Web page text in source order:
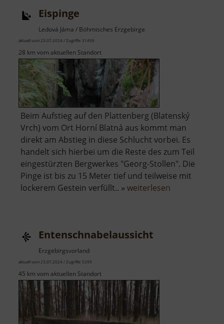
Eispinge
Ledová Jáma / Böhmisches Erzgebirge
aktuell vom 23.07.2024 / Zugriffe: 31499
28 km vom aktuellen Standort
Beim Aufstieg auf den Plattenberg (Blatenský
Vrch) vom Ort Horní Blatná aus kommt man
direkt am Abstieg in diese Schlucht vorbei. Es
handelt sich hierbei um die Reste des zum Teil
eingestürzten Bergwerkes "Georg-Stollen". Die
Pinge ist bis zu 15 Meter tief und teilweise mit
lockerem Gestein verfüllt.. » weiterlesen
Entenschnabelaussicht
Erzgebirgsvorland
aktuell vom 23.07.2024 / Zugriffe: 5399
45 km vom aktuellen Standort